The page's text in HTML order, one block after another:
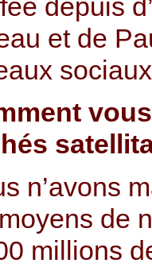
depuis
et de
n’avons
de
millions